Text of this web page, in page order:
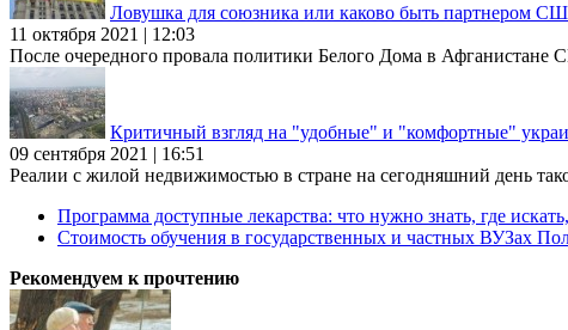
Ловушка для союзника или каково быть партнером
11 октября 2021 | 12:03
После очередного провала политики Белого Дома в Афганистане
Критичный взгляд на "удобные" и "комфортные"
09 сентября 2021 | 16:51
Реалии с жилой недвижимостью в стране на сегодняшний день
Программа доступные лекарства: что нужно знать, где
Стоимость обучения в государственных и частных ВУЗах
Рекомендуем к прочтению